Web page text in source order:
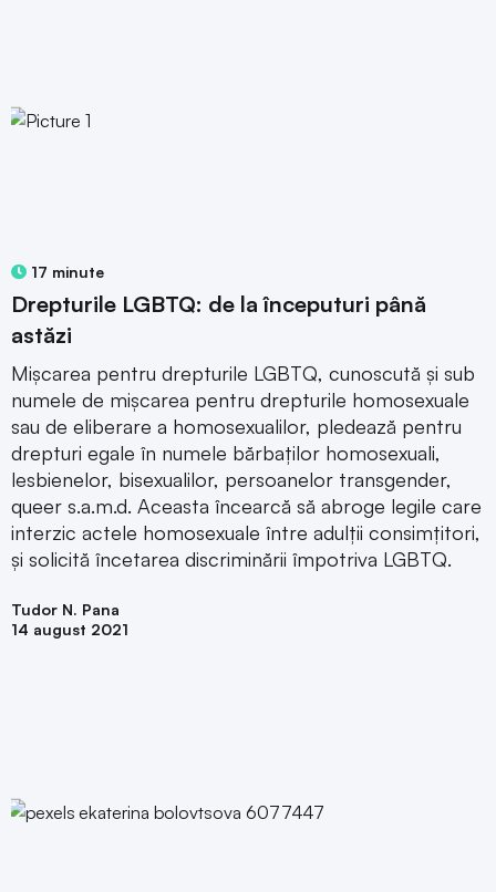
17 minute
Drepturile LGBTQ: de la începuturi până
astăzi
Mișcarea pentru drepturile LGBTQ, cunoscută și sub
numele de mișcarea pentru drepturile homosexuale
sau de eliberare a homosexualilor, pledează pentru
drepturi egale în numele bărbaților homosexuali,
lesbienelor, bisexualilor, persoanelor transgender,
queer s.a.m.d. Aceasta încearcă să abroge legile care
interzic actele homosexuale între adulții consimțitori,
și solicită încetarea discriminării împotriva LGBTQ.
Tudor N. Pana
14 august 2021